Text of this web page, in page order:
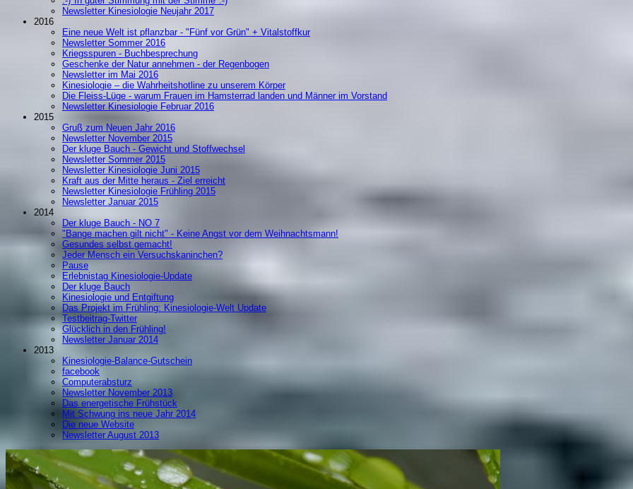
Newsletter Kinesiologie Neujahr 2017
2016
Eine neue Welt ist pflanzbar - "Fünf vor Grün" + Vitalstoffkur
Newsletter Sommer 2016
Kriegsspuren - Buchbesprechung
Geschenke der Natur annehmen - der Regenbogen
Newsletter im Mai 2016
Kinesiologie – die Wahrheitshotline zu unserem Körper
Die Fleiss-Lüge - warum Frauen im Hamsterrad landen und Männer im Vorstand
Newsletter Kinesiologie Februar 2016
2015
Gruß zum Neuen Jahr 2016
Newsletter November 2015
Der kluge Bauch - Gewicht und Stoffwechsel
Newsletter Sommer 2015
Newsletter Kinesiologie Juni 2015
Kraft aus der Mitte heraus - Ziel erreicht
Newsletter Kinesiologie Frühling 2015
Newsletter Januar 2015
2014
Der kluge Bauch - NO 7
"Bange machen gilt nicht" - Keine Angst vor dem Weihnachtsmann!
Gesundes selbst gemacht!
Jeder Mensch ein Versuchskaninchen?
Pause
Erlebnistag Kinesiologie-Update
Der kluge Bauch
Kinesiologie und Entgiftung
Das Projekt im Frühling: Kinesiologie-Welt Update
Testbeitrag-Twitter
Glücklich in den Frühling!
Newsletter Januar 2014
2013
Kinesiologie-Balance-Gutschein
facebook
Computerabsturz
Newsletter November 2013
Das energetische Frühstück
Mit Schwung ins neue Jahr 2014
Die neue Website
Newsletter August 2013